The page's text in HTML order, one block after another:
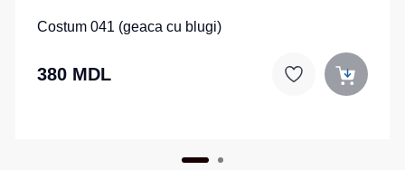
Costum 041 (geaca cu blugi)
380 MDL